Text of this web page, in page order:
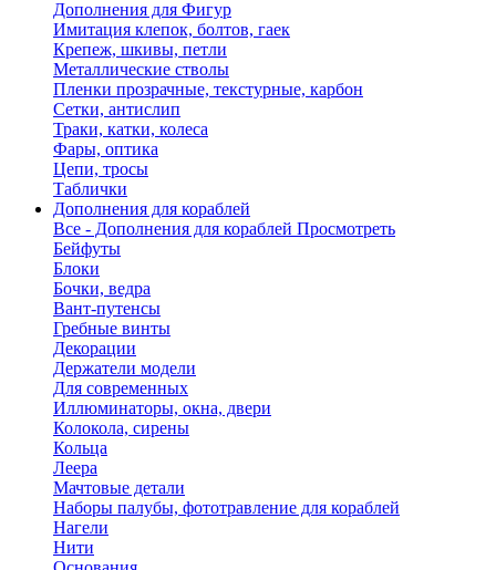
Дополнения для Фигур
Имитация клепок, болтов, гаек
Крепеж, шкивы, петли
Металлические стволы
Пленки прозрачные, текстурные, карбон
Сетки, антислип
Траки, катки, колеса
Фары, оптика
Цепи, тросы
Таблички
Дополнения для кораблей
Все - Дополнения для кораблей Просмотреть
Бейфуты
Блоки
Бочки, ведра
Вант-путенсы
Гребные винты
Декорации
Держатели модели
Для современных
Иллюминаторы, окна, двери
Колокола, сирены
Кольца
Леера
Мачтовые детали
Наборы палубы, фототравление для кораблей
Нагели
Нити